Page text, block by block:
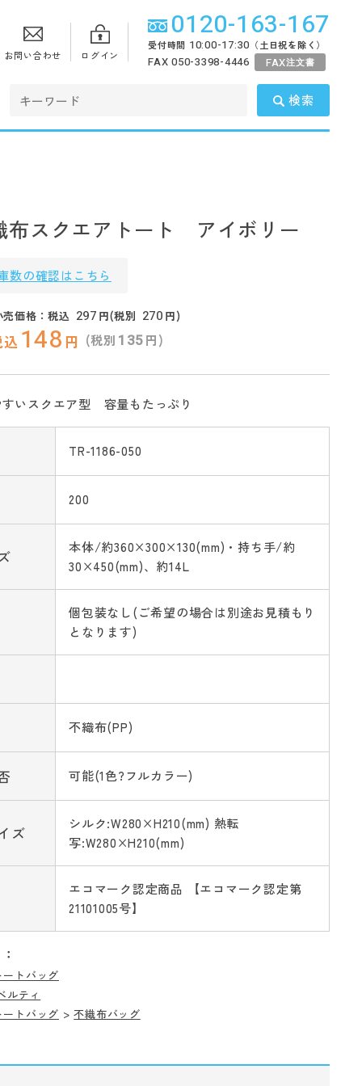
お問い合わせ ログイン
0120-163-167
受付時間 10:00-17:30 （土日祝を除く）
FAX 050-3398-4446 FAX注文書
検索
布スクエアトート アイボリー
数の確認はこちら
価格：税込 297 円(税別 270 円)
込 148 円 (税別 135円)
いスクエア型 容量もたっぷり
TR-1186-050
200
本体/約360×300×130(mm)・持ち手/約
30×450(mm)、約14L
個包装なし(ご希望の場合は別途お見積もり
となります)
不織布(PP)
可能(1色?フルカラー)
ズ
シルク:W280×H210(mm) 熱転
写:W280×H210(mm)
エコマーク認定商品 【エコマーク認定第
21101005号】
トバッグ
ルティ
トバッグ >不織布バッグ